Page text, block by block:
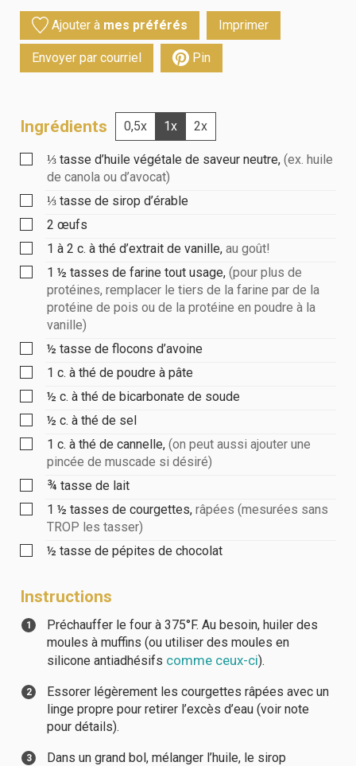
Ajouter à mes préférés Imprimer
Envoyer par courriel Pin
Ingrédients 0,5x 1x 2x
⅓ tasse d’huile végétale de saveur neutre, (ex. huile
de canola ou d’avocat)
⅓ tasse de sirop d’érable
2 œufs
1 à 2 c. à thé d’extrait de vanille, au goût!
1 ½ tasses de farine tout usage, (pour plus de
protéines, remplacer le tiers de la farine par de la
protéine de pois ou de la protéine en poudre à la
vanille)
½ tasse de flocons d’avoine
1 c. à thé de poudre à pâte
½ c. à thé de bicarbonate de soude
½ c. à thé de sel
1 c. à thé de cannelle, (on peut aussi ajouter une
pincée de muscade si désiré)
¾ tasse de lait
1 ½ tasses de courgettes, râpées (mesurées sans
TROP les tasser)
½ tasse de pépites de chocolat
Instructions
Préchauffer le four à 375°F. Au besoin, huiler des
moules à muffins (ou utiliser des moules en
silicone antiadhésifs comme ceux-ci).
Essorer légèrement les courgettes râpées avec un
linge propre pour retirer l’excès d’eau (voir note
pour détails).
Dans un grand bol, mélanger l’huile, le sirop